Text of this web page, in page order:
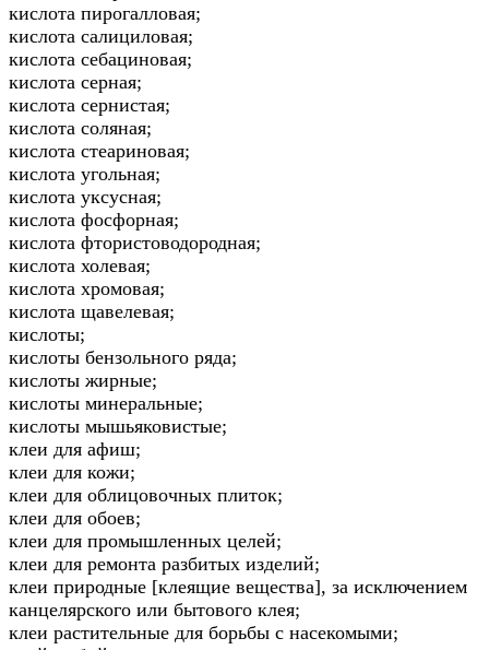
кислота пирогалловая;
кислота салициловая;
кислота себациновая;
кислота серная;
кислота сернистая;
кислота соляная;
кислота стеариновая;
кислота угольная;
кислота уксусная;
кислота фосфорная;
кислота фтористоводородная;
кислота холевая;
кислота хромовая;
кислота щавелевая;
кислоты;
кислоты бензольного ряда;
кислоты жирные;
кислоты минеральные;
кислоты мышьяковистые;
клеи для афиш;
клеи для кожи;
клеи для облицовочных плиток;
клеи для обоев;
клеи для промышленных целей;
клеи для ремонта разбитых изделий;
клеи природные [клеящие вещества], за исключением
канцелярского или бытового клея;
клеи растительные для борьбы с насекомыми;